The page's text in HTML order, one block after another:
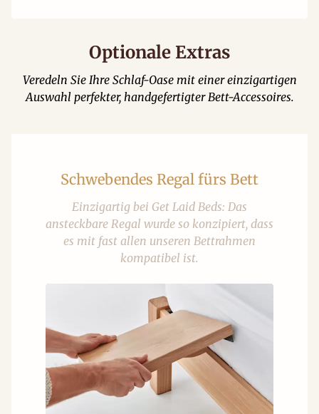
Optionale Extras
Veredeln Sie Ihre Schlaf-Oase mit einer einzigartigen
Auswahl perfekter, handgefertigter Bett-Accessoires.
Schwebendes Regal fürs Bett
Einzigartig bei Get Laid Beds: Das
ansteckbare Regal wurde so konzipiert, dass
es mit fast allen unseren Bettrahmen
kompatibel ist.